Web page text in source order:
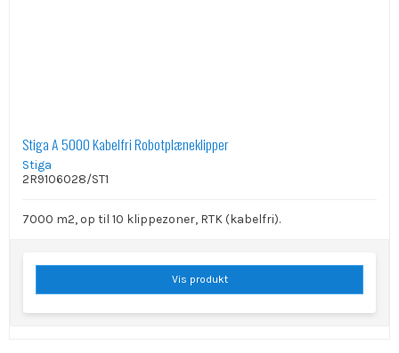
Stiga A 5000 Kabelfri Robotplæneklipper
Stiga
2R9106028/ST1
7000 m2, op til 10 klippezoner, RTK (kabelfri).
Vis produkt